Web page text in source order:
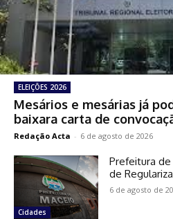
ELEIÇÕES 2026
Mesários e mesárias já
baixara carta de
Redação Acta - 6 de agosto de 2026
Cidades
Prefeitura de
de
6 de agosto de